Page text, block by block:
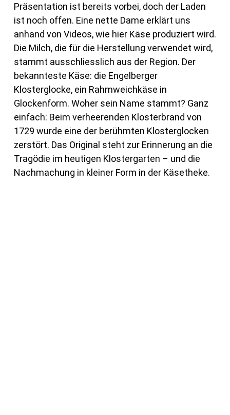
Präsentation ist bereits vorbei, doch der Laden
ist noch offen. Eine nette Dame erklärt uns
anhand von Videos, wie hier Käse produziert wird.
Die Milch, die für die Herstellung verwendet wird,
stammt ausschliesslich aus der Region. Der
bekannteste Käse: die Engelberger
Klosterglocke, ein Rahmweichkäse in
Glockenform. Woher sein Name stammt? Ganz
einfach: Beim verheerenden Klosterbrand von
1729 wurde eine der berühmten Klosterglocken
zerstört. Das Original steht zur Erinnerung an die
Tragödie im heutigen Klostergarten – und die
Nachmachung in kleiner Form in der Käsetheke.